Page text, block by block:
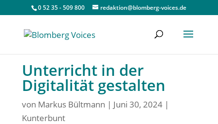
0 52 35 - 509 800 redaktion@blomberg-voices.de
Unterricht in der
Digitalität gestalten
von Markus Bültmann | Juni 30, 2024|
Kunterbunt